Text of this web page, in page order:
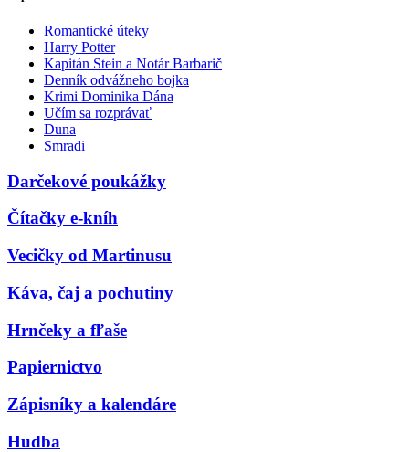
Romantické úteky
Harry Potter
Kapitán Stein a Notár Barbarič
Denník odvážneho bojka
Krimi Dominika Dána
Učím sa rozprávať
Duna
Smradi
Darčekové poukážky
Čítačky e-kníh
Vecičky od Martinusu
Káva, čaj a pochutiny
Hrnčeky a fľaše
Papiernictvo
Zápisníky a kalendáre
Hudba